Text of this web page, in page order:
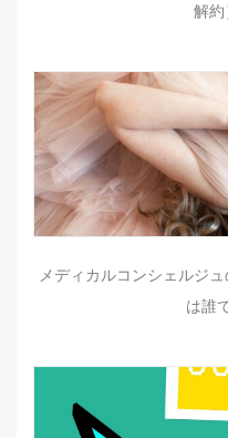
解約
メディカルコンシェルジ
は誰